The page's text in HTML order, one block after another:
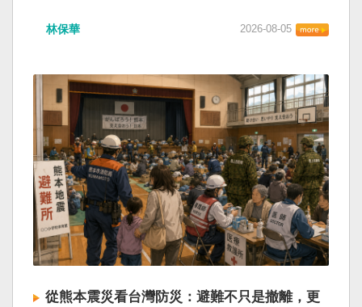
林保華 2026-08-05
從熊本震災看台灣防災：避難不只是撤離，更